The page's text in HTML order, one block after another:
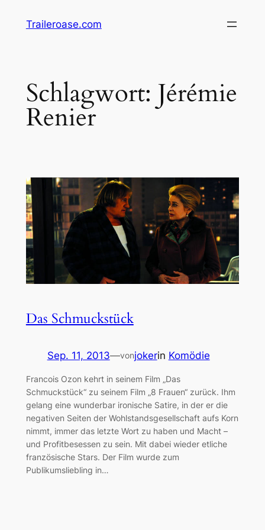
InhaltTraileroase.com
Schlagwort: Jérémie
Renier
Das Schmuckstück
Sep. 11, 2013—vonjokerin Komödie
Francois Ozon kehrt in seinem Film „Das
Schmuckstück“ zu seinem Film „8 Frauen“ zurück. Ihm
gelang eine wunderbar ironische Satire, in der er die
negativen Seiten der Wohlstandsgesellschaft aufs Korn
nimmt, immer das letzte Wort zu haben und Macht –
und Profitbesessen zu sein. Mit dabei wieder etliche
französische Stars. Der Film wurde zum
Publikumsliebling in…